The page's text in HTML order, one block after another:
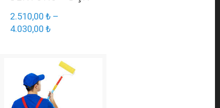
2.510,00₺ –
4.030,00₺